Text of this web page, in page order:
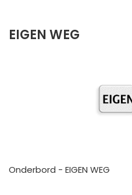
EIGEN WEG
Onderbord - EIGEN WEG